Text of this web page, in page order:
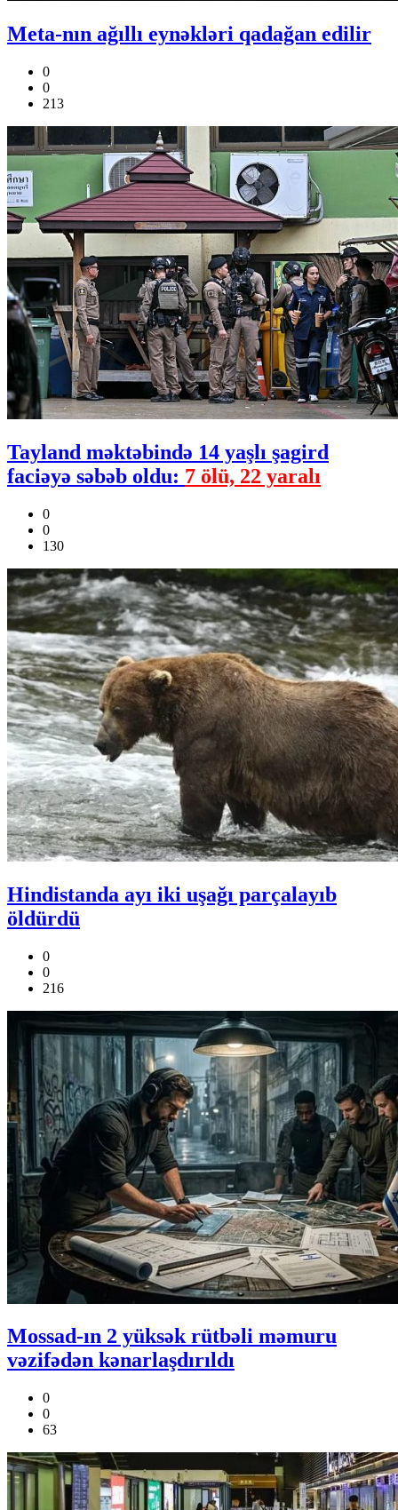
Meta-nın ağıllı eynəkləri qadağan edilir
0
0
213
Tayland məktəbində 14 yaşlı şagird
faciəyə səbəb oldu: 7 ölü, 22 yaralı
0
0
130
Hindistanda ayı iki uşağı parçalayıb
öldürdü
0
0
216
Mossad-ın 2 yüksək rütbəli məmuru
vəzifədən kənarlaşdırıldı
0
0
63